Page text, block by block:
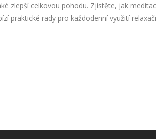
zlepší celkovou pohodu. Zjistěte, jak
praktické rady pro každodenní využití